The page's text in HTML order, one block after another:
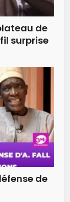
de
surprise
de